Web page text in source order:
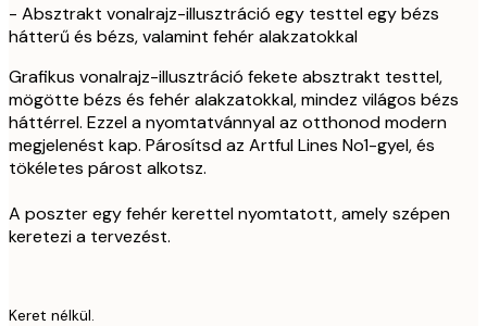
- Absztrakt vonalrajz-illusztráció egy testtel egy bézs
hátterű és bézs, valamint fehér alakzatokkal
Grafikus vonalrajz-illusztráció fekete absztrakt testtel,
mögötte bézs és fehér alakzatokkal, mindez világos bézs
háttérrel. Ezzel a nyomtatvánnyal az otthonod modern
megjelenést kap. Párosítsd az Artful Lines No1-gyel, és
tökéletes párost alkotsz.
A poszter egy fehér kerettel nyomtatott, amely szépen
keretezi a tervezést.
Keret nélkül.